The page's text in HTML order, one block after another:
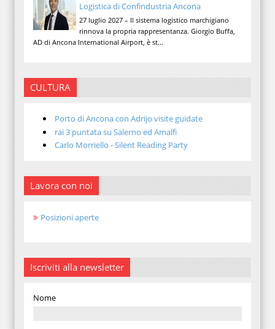
Logistica di Confindustria Ancona
27 luglio 2027 – Il sistema logistico marchigiano
rinnova la propria rappresentanza. Giorgio Buffa,
AD di Ancona International Airport, è st...
CULTURA
Porto di Ancona con Adrijo visite guidate
rai 3 puntata su Salerno ed Amalfi
Carlo Morriello - Silent Reading Party
Lavora con noi
Posizioni aperte
Iscriviti alla newsletter
Nome